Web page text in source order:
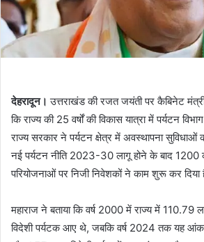
देहरादून। उत्तराखंड की रजत जयंती पर कैबिनेट
कि राज्य की 25 वर्षों की विकास यात्रा में पर्यटन
राज्य सरकार ने पर्यटन क्षेत्र में अवस्थापना सुविधाओं
नई पर्यटन नीति 2023-30 लागू होने के बाद 1200
परियोजनाओं पर निजी निवेशकों ने काम शुरू कर दिया
महाराज ने बताया कि वर्ष 2000 में राज्य में
विदेशी पर्यटक आए थे, जबकि वर्ष 2024 तक यह